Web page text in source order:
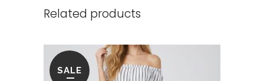
Related products
SALE